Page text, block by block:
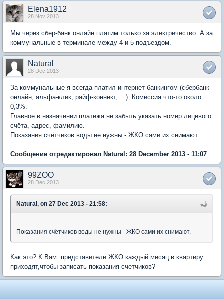
Elena1912
28 Nov 2013
Мы через сбер-банк онлайн платим только за электричество. А за
коммунальные в терминале между 4 и 5 подъездом.
Natural
28 Dec 2013
За коммунальные я всегда платил интернет-банкингом (сбербанк-
онлайн, альфа-клик, райф-коннект, ...). Комиссия что-то около
0,3%.
Главное в назначении платежа не забыть указать номер лицевого
счёта, адрес, фамилию.
Показания счётчиков воды не нужны - ЖКО сами их снимают.
Сообщение отредактировал Natural: 28 December 2013 - 11:07
99ZOO
28 Dec 2013
Natural, on 27 Dec 2013 - 21:58:
Показания счётчиков воды не нужны - ЖКО сами их снимают.
Как это? К Вам представители ЖКО каждый месяц в квартиру
приходят,чтобы записать показания счетчиков?